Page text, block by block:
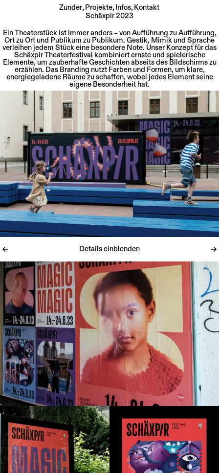
to
content
Zunder Projekte Infos Kontakt
Schäxpir 2023
Ein Theaterstück ist immer anders – von Aufführung zu Aufführung,
Ort zu Ort und Publikum zu Publikum. Gestik, Mimik und Sprache
verleihen jedem Stück eine besondere Note. Unser Konzept für das
Schäxpir Theaterfestival kombiniert ernste und spielerische
Elemente, um zauberhafte Geschichten abseits des Bildschirms zu
erzählen. Das Branding nutzt Farben und Formen, um klare,
energiegeladene Räume zu schaffen, wobei jedes Element seine
eigene Besonderheit hat.
Details einblenden
Ein Theaterstück ist immer anders – von Aufführung zu Aufführung,
Ort zu Ort und Publikum zu Publikum. Gestik, Mimik und Sprache
verleihen jedem Stück eine besondere Note. Unser Konzept für das
Schäxpir Theaterfestival kombiniert ernste und spielerische
Elemente, um zauberhafte Geschichten abseits des Bildschirms zu
erzählen. Das Branding nutzt Farben und Formen, um klare,
energiegeladene Räume zu schaffen, wobei jedes Element seine
eigene Besonderheit hat.
Credits
Fotos: Erli Grünzweil